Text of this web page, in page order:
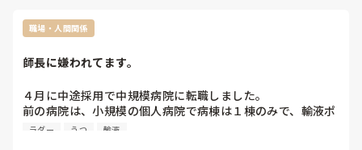
職場・人間関係
師長に嫌われてます。
４月に中途採用で中規模病院に転職しました。
前の病院は、小規模の個人病院で病棟は１棟のみで、輸液ポ
ンプもほぼ使用しないほどで、看護技術を習得したく、新人
ラダー うつ 輸液